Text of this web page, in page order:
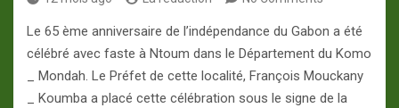
Le 65 ème anniversaire de l’indépendance du Gabon a été
célébré avec faste à Ntoum dans le Département du Komo
_ Mondah. Le Préfet de cette localité, François Mouckany
_ Koumba a placé cette célébration sous le signe de la